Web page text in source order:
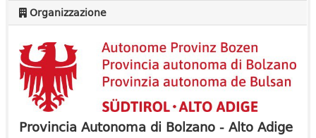
Organizzazione
Provincia Autonoma di Bolzano - Alto Adige